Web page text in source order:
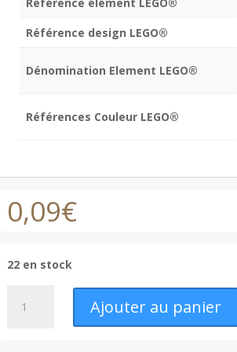
Référence design LEGO®
Dénomination Element LEGO®
Références Couleur LEGO®
0,09€
22 en stock
Ajouter au panier